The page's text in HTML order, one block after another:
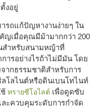
งอยู่
รถแก้ปัญหางานง่ายๆ ใน
ญเมื่อคุณมีม้ามากกว่า 200
สำหรับสนามหญ้าที่
ารอย่างไรถ้าไม่มีมัน โดย
จากธรรมชาติสำหรับการ
โลไนต์หรือดินเบนโทไนท์
ทรายซีโอไลต์ เพื่อดูดซับ
ะควบคุมระดับการกำจัด